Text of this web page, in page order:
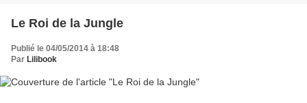
Le Roi de la Jungle
Publié le 04/05/2014 à 18:48
Par Lilibook